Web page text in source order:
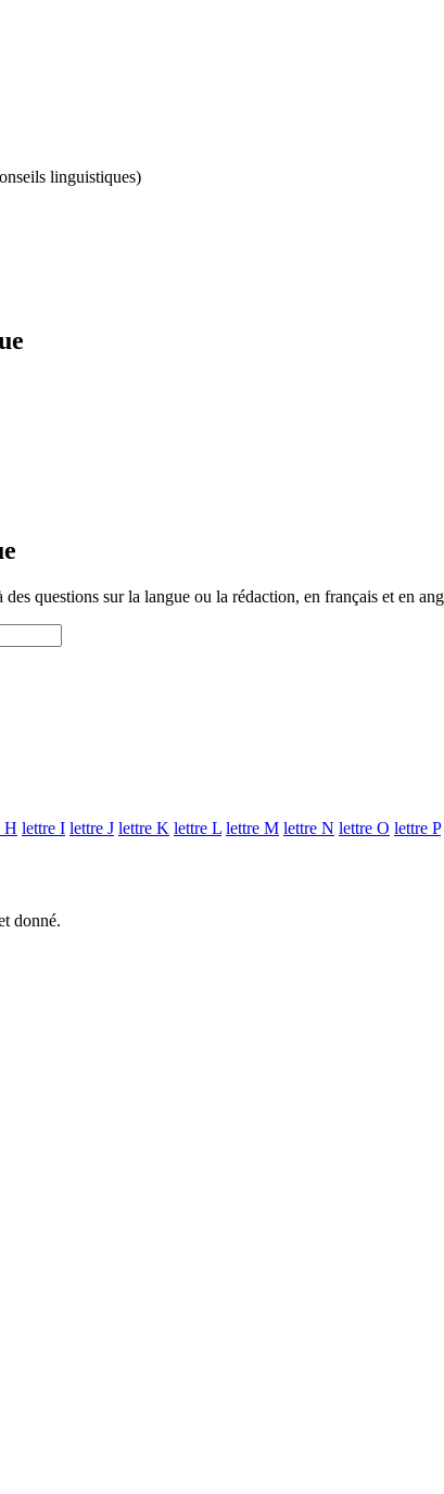
linguistiques)
questions sur la langue ou la rédaction, en français et en
H lettre I lettre J lettre K lettre L lettre M lettre N lettre O lettre P
donné.